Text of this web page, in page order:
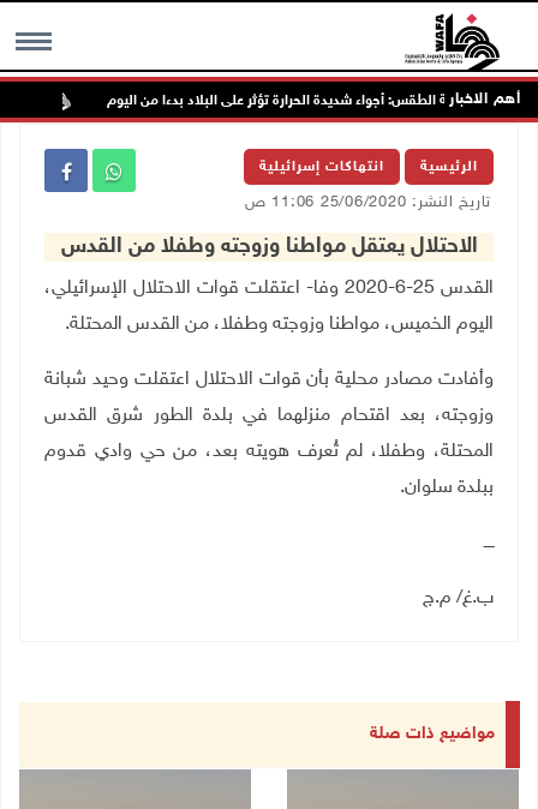
MENU أهم الاخبارحالة الطقس: أجواء شديدة الحرارة تؤثر على البلاد بدءا من اليوم
الرئيسية انتهاكات إسرائيلية
تاريخ النشر: 25/06/2020 11:06 ص
الاحتلال يعتقل مواطنا وزوجته وطفلا من القدس
القدس 25-6-2020 وفا- اعتقلت قوات الاحتلال الإسرائيلي،
اليوم الخميس، مواطنا وزوجته وطفلا، من القدس المحتلة.
وأفادت مصادر محلية بأن قوات الاحتلال اعتقلت وحيد شبانة
وزوجته، بعد اقتحام منزلهما في بلدة الطور شرق القدس
المحتلة، وطفلا، لم تُعرف هويته بعد، من حي وادي قدوم
ببلدة سلوان.
ــــ
ب.غ/ م.ج
مواضيع ذات صلة